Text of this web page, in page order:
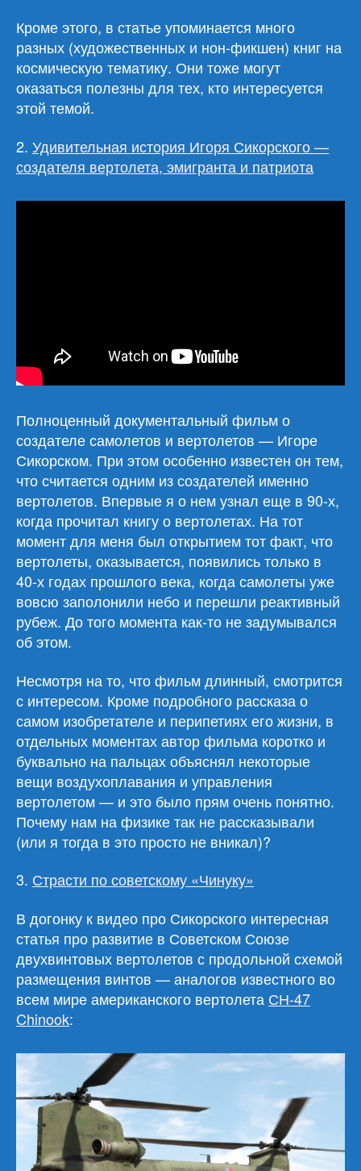
Кроме этого, в статье упоминается много
разных (художественных и нон-фикшен) книг на
космическую тематику. Они тоже могут
оказаться полезны для тех, кто интересуется
этой темой.
2. Удивительная история Игоря Сикорского —
создателя вертолета, эмигранта и патриота
Полноценный документальный фильм о
создателе самолетов и вертолетов — Игоре
Сикорском. При этом особенно известен он тем,
что считается одним из создателей именно
вертолетов. Впервые я о нем узнал еще в 90-х,
когда прочитал книгу о вертолетах. На тот
момент для меня был открытием тот факт, что
вертолеты, оказывается, появились только в
40-х годах прошлого века, когда самолеты уже
вовсю заполонили небо и перешли реактивный
рубеж. До того момента как-то не задумывался
об этом.
Несмотря на то, что фильм длинный, смотрится
с интересом. Кроме подробного рассказа о
самом изобретателе и перипетиях его жизни, в
отдельных моментах автор фильма коротко и
буквально на пальцах объяснял некоторые
вещи воздухоплавания и управления
вертолетом — и это было прям очень понятно.
Почему нам на физике так не рассказывали
(или я тогда в это просто не вникал)?
3. Страсти по советскому «Чинуку»
В догонку к видео про Сикорского интересная
статья про развитие в Советском Союзе
двухвинтовых вертолетов с продольной схемой
размещения винтов — аналогов известного во
всем мире американского вертолета СН-47
Chinook: